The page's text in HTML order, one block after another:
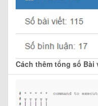
Cách thêm tổng số